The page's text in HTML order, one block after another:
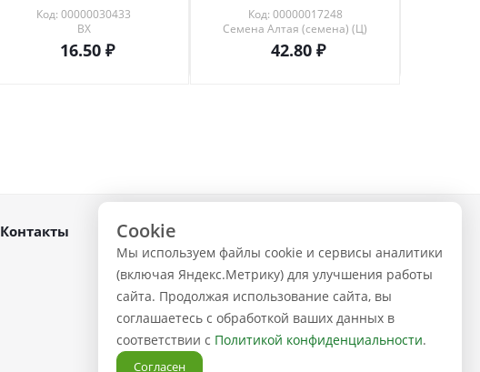
Код: 00000030433
ВХ
16.50
Код: 00000017248
Семена Алтая (семена) (Ц)
42.80
Контакты
ЗАКАЗАТЬ ЗВОНОК
Cookie
Мы используем файлы cookie и сервисы аналитики
(включая Яндекс.Метрику) для улучшения работы
сайта. Продолжая использование сайта, вы
соглашаетесь с обработкой ваших данных в
соответствии с Политикой конфиденциальности.
Согласен